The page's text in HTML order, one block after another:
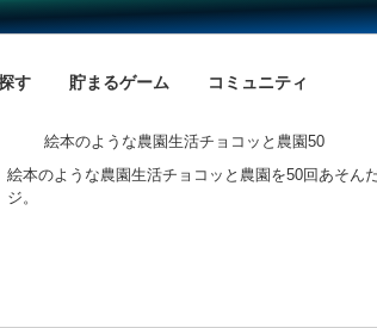
す 貯まるゲーム コミュニティ
絵本のような農園生活チョコッと農園50
絵本のような農園生活チョコッと農園を50回あそん
ジ。